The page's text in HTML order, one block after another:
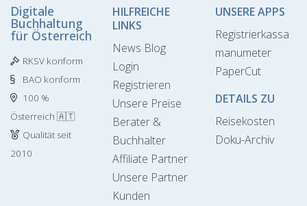
Digitale
Buchhaltung
für Österreich
RKSV konform
BAO konform
100 %
Österreich 🇦🇹
Qualität seit
2010
HILFREICHE
LINKS
News Blog
Login
Registrieren
Unsere Preise
Berater &
Buchhalter
Affiliate Partner
Unsere Partner
Kunden
UNSERE APPS
Registrierkassa
manumeter
PaperCut
DETAILS ZU
Reisekosten
Doku-Archiv